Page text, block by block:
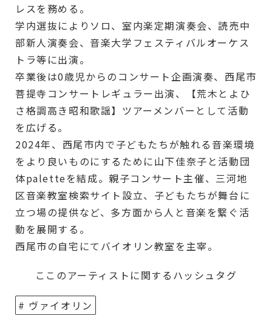
レスを務める。
学内選抜によりソロ、室内楽定期演奏会、読売中
部新人演奏会、音楽大学フェスティバルオーケス
トラ等に出演。
卒業後は0歳児からのコンサート企画演奏、西尾市
菩提寺コンサートレギュラー出演、【荒木とよひ
さ格調高き昭和歌謡】ツアーメンバーとして活動
を広げる。
2024年、西尾市内で子どもたちが触れる音楽環境
をより良いものにするために山下佳奈子と活動団
体paletteを結成。親子コンサート主催、三河地
区音楽教室検索サイト設立、子どもたちが舞台に
立つ場の提供など、多方面から人と音楽を繋ぐ活
動を展開する。
西尾市の自宅にてバイオリン教室を主宰。
ここのアーティストに関するハッシュタグ
# ヴァイオリン